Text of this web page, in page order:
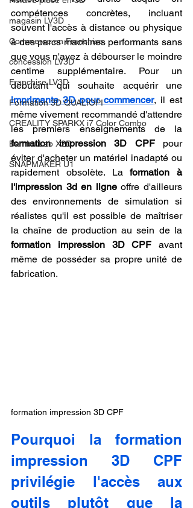
magasin LV3D
Commerce en Franchise
concession LV3D
Franchise LV3D
Formation 3D QUALIOPI
CREALITY SPARKX i7 Color Combo
Bambu Lab X2D
SNAPMAKER U1
compétences concrètes, incluant
souvent l'accès à distance ou physique
à des parcs machines performants sans
que vous n'ayez à débourser le moindre
centime supplémentaire. Pour un
imprimante 3D pour commencer, il est
même vivement recommandé d'attendre
formation impression 3D CPF pour
éviter d'acheter un matériel inadapté ou
rapidement obsolète. La formation à
l'impression 3d en ligne offre d'ailleurs
des environnements de simulation si
réalistes qu'il est possible de maîtriser
formation impression 3D CPF avant
même de posséder sa propre unité de
fabrication.
formation impression 3D CPF
Pourquoi la formation
impression 3D CPF
privilégie l'accès aux
outils plutôt que la